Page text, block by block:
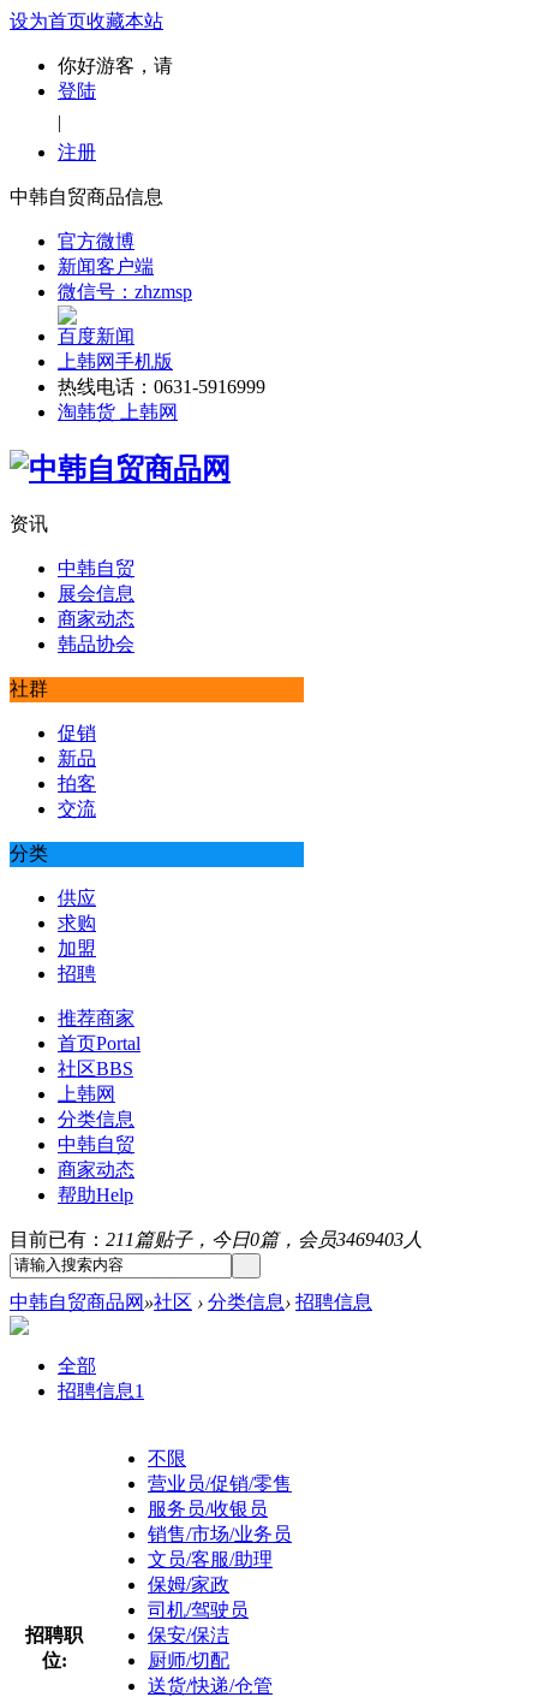
设为首页收藏本站
你好游客，请
登陆
|
注册
中韩自贸商品信息
官方微博
新闻客户端
微信号：zhzmsp
百度新闻
上韩网手机版
热线电话：0631-5916999
淘韩货 上韩网
资讯
中韩自贸
展会信息
商家动态
韩品协会
社群
促销
新品
拍客
交流
分类
供应
求购
加盟
招聘
推荐商家
首页Portal
社区BBS
上韩网
分类信息
中韩自贸
商家动态
帮助Help
目前已有： 211篇贴子，今日0篇，会员3469403人
中韩自贸商品网 »社区 › 分类信息› 招聘信息
全部
招聘信息1
招聘职
位:
不限
营业员/促销/零售
服务员/收银员
销售/市场/业务员
文员/客服/助理
保姆/家政
司机/驾驶员
保安/保洁
厨师/切配
送货/快递/仓管